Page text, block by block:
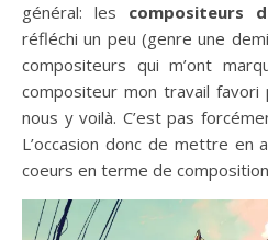
général: les compositeurs
réfléchi un peu (genre une
compositeurs qui m’ont
compositeur mon travail
nous y voilà. C’est pas
L’occasion donc de mettre en
coeurs en terme de